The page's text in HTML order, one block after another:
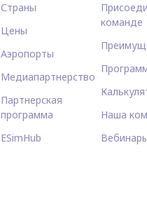
Страны
Цены
Аэропорты
Медиапартнерство
Партнерская
программа
ESimHub
команде
Наша